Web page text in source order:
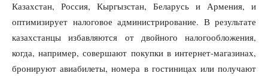
Казахстан, Россия, Кыргызстан, Беларусь и Армения, и
оптимизирует налоговое администрирование. В результате
казахстанцы избавляются от двойного налогообложения,
когда, например, совершают покупки в интернет-магазинах,
бронируют авиабилеты, номера в гостиницах или получают